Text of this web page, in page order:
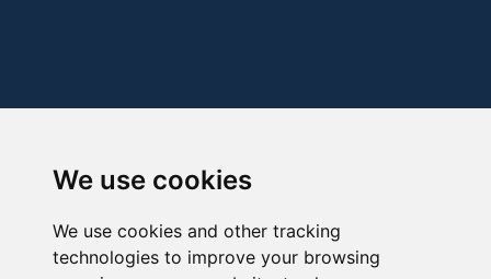
We use cookies
We use cookies and other tracking
technologies to improve your browsing